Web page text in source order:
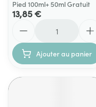
Pied 100ml+ 50ml Gratuit
13,85 €
Ajouter au panier